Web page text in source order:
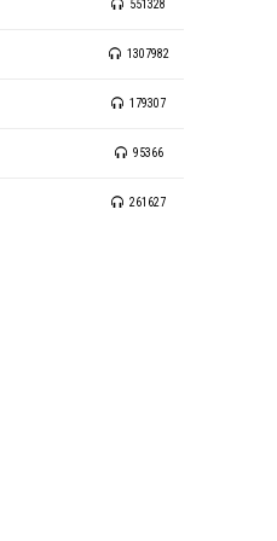
551328
1307982
179307
95366
261627